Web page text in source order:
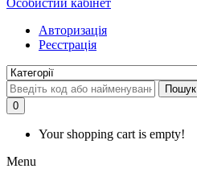
Особистий кабінет
Авторизація
Реєстрація
Пошук
0
Your shopping cart is empty!
Menu